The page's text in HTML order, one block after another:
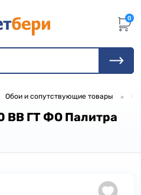
0
Обои и сопутствующие товары •
ВВ ГТ ФО Палитра